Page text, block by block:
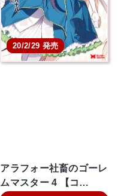
20/2/29 発売
アラフォー社畜のゴーレ
ムマスター 4 【コ…